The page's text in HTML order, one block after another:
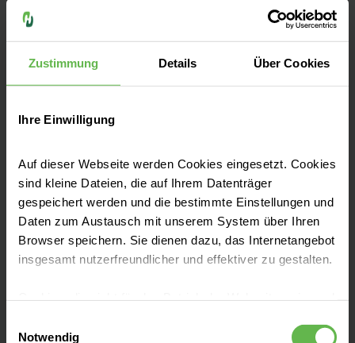
Zustimmung Details Über Cookies
Ihre Einwilligung
Auf dieser Webseite werden Cookies eingesetzt. Cookies
sind kleine Dateien, die auf Ihrem Datenträger
gespeichert werden und die bestimmte Einstellungen und
Daten zum Austausch mit unserem System über Ihren
Browser speichern. Sie dienen dazu, das Internetangebot
insgesamt nutzerfreundlicher und effektiver zu gestalten.
eingesetzt werden.
Notwendig
und Wiederherstellungschirurgie,
Universitätsmedizin Göttingen
1998-2004 Weiterbildungs- und
Facharzt im Zentrum für
Intensivmedizin,
2017-2019 Niederlassung als
Spezieller Schmerztherapeut
(Duderstadt) mit Teilnahme an
Qualitätssicherungsvereinbarung